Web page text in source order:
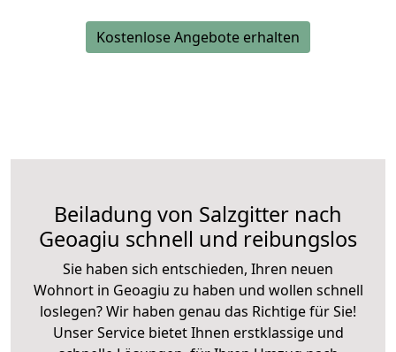
Kostenlose Angebote erhalten
Beiladung von Salzgitter nach
Geoagiu schnell und reibungslos
Sie haben sich entschieden, Ihren neuen
Wohnort in Geoagiu zu haben und wollen schnell
loslegen? Wir haben genau das Richtige für Sie!
Unser Service bietet Ihnen erstklassige und